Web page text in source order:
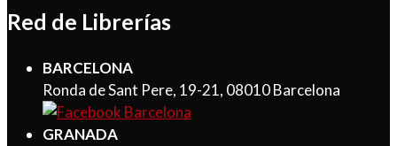
Red de Librerías
BARCELONA
Ronda de Sant Pere, 19-21, 08010 Barcelona
GRANADA